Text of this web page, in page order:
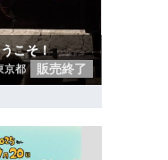
こそ！
京都 販売終了